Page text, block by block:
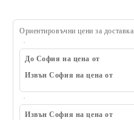
Ориентировъчни цени за доставка
До София на цена от
Извън София на цена от
Извън София на цена от